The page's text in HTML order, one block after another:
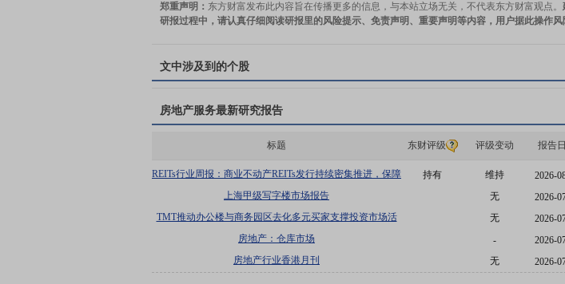
郑重声明： 东方财富发布此内容旨在传播更多的信息，与本站立场无关，不代表东方财富观点。
研报过程中，请认真仔细阅读研报里的风险提示、免责声明、重要声明等内容，用户据此操作风
文中涉及到的个股
房地产服务最新研究报告
标题 东财评级 评级变动 报告
REITs行业周报：商业不动产REITs发行持续密集推进，保障
持有 维持 2026-
上海甲级写字楼市场报告
无 2026-
TMT推动办公楼与商务园区去化多元买家支撑投资市场活
无 2026-
房地产：仓库市场
- 2026-
房地产行业香港月刊
无 2026-